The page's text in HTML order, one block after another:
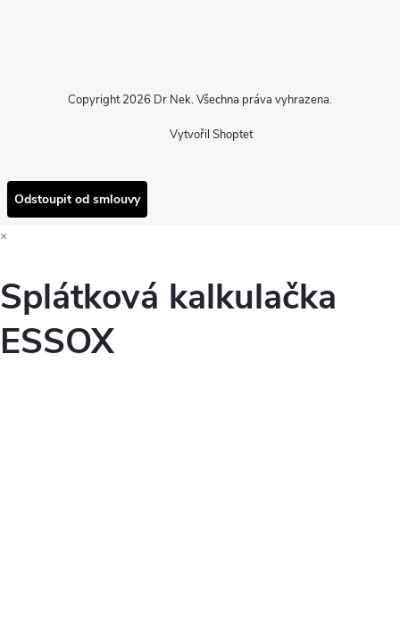
Vytvořil Shoptet
Copyright 2026 Dr Nek. Všechna práva vyhrazena.
Odstoupit od smlouvy
×
Splátková kalkulačka
ESSOX